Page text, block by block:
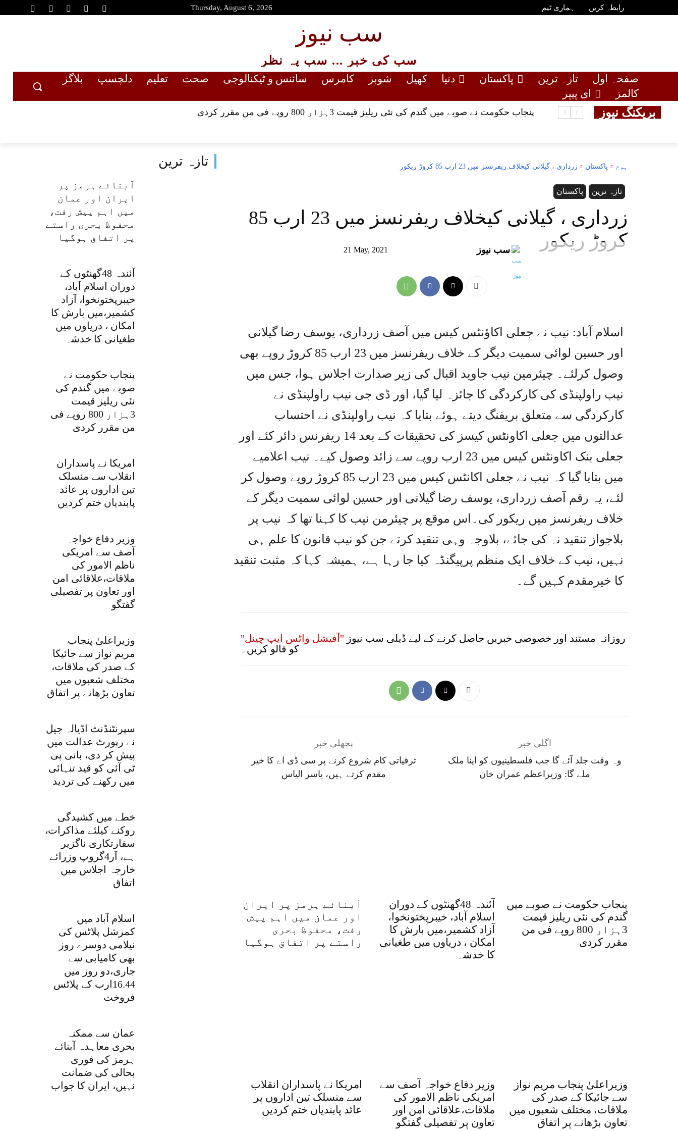
Thursday, August 6, 2026 رابطہ کریں ہماری ٹیم
سب نیوز
سب کی خبر ... سب پہ نظر
صفحہ اول تازہ ترین پاکستان دنیا کھیل شوبز کامرس سائنس و ٹیکنالوجی صحت تعلیم دلچسپ
بلاگز
کالمز
ای پیپر
بریکنگ نیوز پنجاب حکومت نے صوبے میں گندم کی نئی ریلیز قیمت 3ہزار 800 روپے فی من مقرر کردی
تازہ ترین
آبنائے ہرمز پر
ایران اور عمان
میں اہم پیش رفت،
محفوظ بحری راستے
پر اتفاق ہوگیا
آئندہ 48گھنٹوں کے
دوران اسلام آباد،
خیبرپختونخوا، آزاد
کشمیر،میں بارش کا
امکان ، دریاوں میں
طغیانی کا خدشہ
پنجاب حکومت نے
صوبے میں گندم کی
نئی ریلیز قیمت
3ہزار 800 روپے فی
من مقرر کردی
امریکا نے پاسداران
انقلاب سے منسلک
تین اداروں پر عائد
پابندیاں ختم کردیں
وزیر دفاع خواجہ
آصف سے امریکی
ناظم الامور کی
ملاقات،علاقائی امن
اور تعاون پر تفصیلی
گفتگو
وزیراعلیٰ پنجاب
مریم نواز سے جائیکا
کے صدر کی ملاقات،
مختلف شعبوں میں
تعاون بڑھانے پر اتفاق
سپرنٹنڈنٹ اڈیالہ جیل
نے رپورٹ عدالت میں
پیش کر دی، بانی پی
ٹی آئی کو قید تنہائی
میں رکھنے کی تردید
خطے میں کشیدگی
روکنے کیلئے مذاکرات،
سفارتکاری ناگزیر
ہے، آر4گروپ وزرائے
خارجہ اجلاس میں
اتفاق
اسلام آباد میں
کمرشل پلاٹس کی
نیلامی دوسرے روز
بھی کامیابی سے
جاری،دو روز میں
16.44ارب کے پلاٹس
فروخت
عمان سے ممکنہ
بحری معاہدہ آبنائے
ہرمز کی فوری
بحالی کی ضمانت
نہیں، ایران کا جواب
ہوم پاکستان زرداری ، گیلانی کیخلاف ریفرنسز میں 23 ارب 85 کروڑ ریکور
پاکستان تازہ ترین
زرداری ، گیلانی کیخلاف ریفرنسز میں 23 ارب 85
کروڑ ریکور
21 May, 2021 سب نیوز
اسلام آباد: نیب نے جعلی اکاؤنٹس کیس میں آصف زرداری، یوسف رضا گیلانی
اور حسین لوائی سمیت دیگر کے خلاف ریفرنسز میں 23 ارب 85 کروڑ روپے بھی
وصول کرلئے۔ چیئرمین نیب جاوید اقبال کی زیر صدارت اجلاس ہوا، جس میں
نیب راولپنڈی کی کارکردگی کا جائزہ لیا گیا، اور ڈی جی نیب راولپنڈی نے
کارکردگی سے متعلق بریفنگ دیتے ہوئے بتایا کہ نیب راولپنڈی نے احتساب
عدالتوں میں جعلی اکاونٹس کیسز کی تحقیقات کے بعد 14 ریفرنس دائر کئے اور
جعلی بنک اکاونٹس کیس میں 23 ارب روپے سے زائد وصول کیے۔ نیب اعلامیے
میں بتایا گیا کہ نیب نے جعلی اکانٹس کیس میں 23 ارب 85 کروڑ روپے وصول کر
لئے، یہ رقم آصف زرداری، یوسف رضا گیلانی اور حسین لوائی سمیت دیگر کے
خلاف ریفرنسز میں ریکور کی۔اس موقع پر چیئرمن نیب کا کہنا تھا کہ نیب پر
بلاجواز تنقید نہ کی جائے، بلاوجہ وہی تنقید کرتے جن کو نیب قانون کا علم ہی
نہیں، نیب کے خلاف ایک منظم پرپیگنڈہ کیا جا رہا ہے، ہمیشہ کہا کہ مثبت تنقید
کا خیرمقدم کہیں گے۔
روزانہ مستند اور خصوصی خبریں حاصل کرنے کے لیے ڈیلی سب نیوز "آفیشل واٹس ایپ چینل"
کو فالو کریں۔
پچھلی خبر
ترقیاتی کام شروع کرنے پر سی ڈی اے کا خیر
مقدم کرتے ہیں، یاسر الیاس
اگلی خبر
وہ وقت جلد آئے گا جب فلسطینیوں کو اپنا ملک
ملے گا: وزیراعظم عمران خان
آبنائے ہرمز پر ایران
اور عمان میں اہم پیش
رفت، محفوظ بحری
راستے پر اتفاق ہوگیا
آئندہ 48گھنٹوں کے دوران
اسلام آباد، خیبرپختونخوا،
آزاد کشمیر،میں بارش کا
امکان ، دریاوں میں طغیانی
کا خدشہ
پنجاب حکومت نے صوبے میں
گندم کی نئی ریلیز قیمت
3ہزار 800 روپے فی من
مقرر کردی
امریکا نے پاسداران انقلاب
سے منسلک تین اداروں پر
عائد پابندیاں ختم کردیں
وزیر دفاع خواجہ آصف سے
امریکی ناظم الامور کی
ملاقات،علاقائی امن اور
تعاون پر تفصیلی گفتگو
وزیراعلیٰ پنجاب مریم نواز
سے جائیکا کے صدر کی
ملاقات، مختلف شعبوں میں
تعاون بڑھانے پر اتفاق